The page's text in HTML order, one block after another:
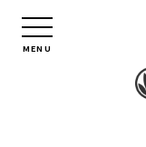
MENU